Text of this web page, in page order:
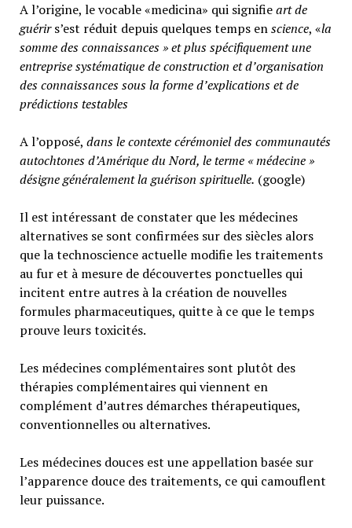
A l’origine, le vocable «medicina» qui signifieart de
guérirs’est réduit depuis quelques temps enscience, «la
somme des connaissances » et plus spécifiquement une
entreprise systématique de construction et d’organisation
des connaissances sous la forme d’explications et de
prédictions testables
A l’opposé, dans le contexte cérémoniel des communautés
autochtones d’Amérique du Nord, le terme « médecine »
désigne généralementla guérison spirituelle. (google)
Il est intéressant de constater que les médecines
alternatives se sont confirmées sur des siècles alors
que la technoscience actuelle modifie les traitements
au fur et à mesure de découvertes ponctuelles qui
incitent entre autres à la création de nouvelles
formules pharmaceutiques, quitte à ce que le temps
prouve leurs toxicités.
Les médecines complémentaires sont plutôt des
thérapies complémentaires qui viennent en
complément d’autres démarches thérapeutiques,
conventionnelles ou alternatives.
Les médecines douces est une appellation basée sur
l’apparence douce des traitements, ce qui camouflent
leur puissance.